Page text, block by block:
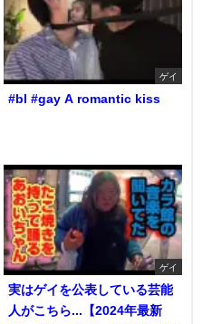
ゲイ
#bl #gay A romantic kiss
ゲイ
実はゲイを公表している芸能
人がこちら...【2024年最新